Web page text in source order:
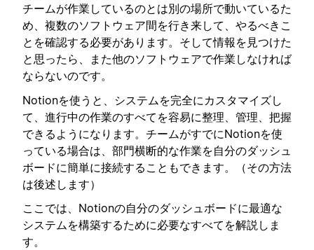
チームが作業しているのとは別の場所で動いているた
め、複数のソフトウェア間を行き来して、やるべきこ
とを確認する必要があります。そして情報を見つけた
と思ったら、また他のソフトウェアで作業しなければ
ならないのです。
Notionを使うと、システムを完全にカスタマイズし
て、進行中の作業のすべてを容易に整理、管理、把握
できるようになります。チームがすでにNotionを使
っている場合は、部門横断的な作業を自分のダッシュ
ボードに簡単に接続することもできます。（その方法
は後述します）
ここでは、Notionの自分のダッシュボードに最適な
システムを構築するために必要なすべてを解説しま
す。